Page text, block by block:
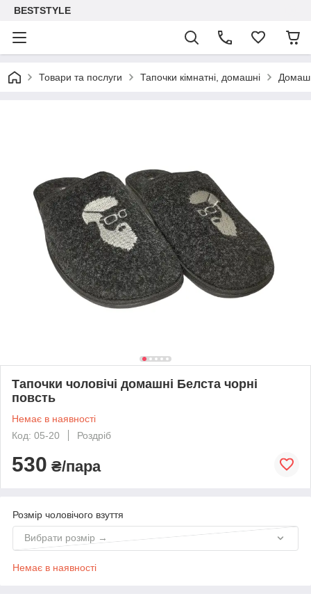
BESTSTYLE
Товари та послуги Тапочки кімнатні, домашні
Тапочки чоловічі домашні Белста чорні
повсть
Немає в наявності
Код: 05-20
Роздріб
530 ₴/пара
Розмір чоловічого взуття
Вибрати розмір →
Немає в наявності